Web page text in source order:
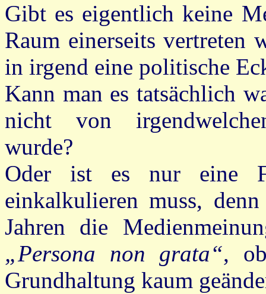
Gibt es eigentlich keine
Raum einerseits vertreten
in irgend eine politische
Kann man es tatsächlich
nicht von
wurde?
Oder ist es nur eine
einkalkulieren muss,
Jahren die
„Persona non grata“,
Grundhaltung kaum